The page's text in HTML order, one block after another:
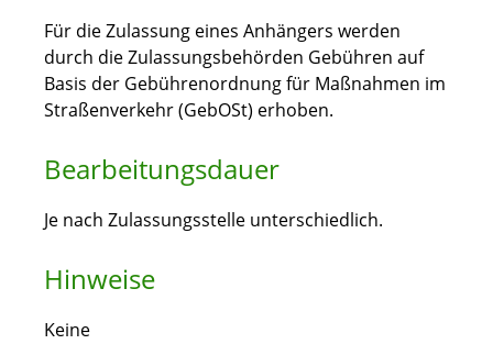
Für die Zulassung eines Anhängers werden
durch die Zulassungsbehörden Gebühren auf
Basis der Gebührenordnung für Maßnahmen im
Straßenverkehr (GebOSt) erhoben.
Bearbeitungsdauer
Je nach Zulassungsstelle unterschiedlich.
Hinweise
Keine